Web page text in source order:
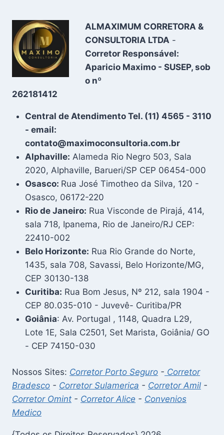
ALMAXIMUM CORRETORA &
CONSULTORIA LTDA -
Corretor Responsável:
Aparicio Maximo - SUSEP, sob
o nº
262181412
Central de Atendimento Tel. (11) 4565 - 3110
- email:
contato@maximoconsultoria.com.br
Alphaville: Alameda Rio Negro 503, Sala
2020, Alphaville, Barueri/SP CEP 06454-000
Osasco: Rua José Timotheo da Silva, 120 -
Osasco, 06172-220
Rio de Janeiro: Rua Visconde de Pirajá, 414,
sala 718, Ipanema, Rio de Janeiro/RJ CEP:
22410-002
Belo Horizonte: Rua Rio Grande do Norte,
1435, sala 708, Savassi, Belo Horizonte/MG,
CEP 30130-138
Curitiba: Rua Bom Jesus, Nº 212, sala 1904 -
CEP 80.035-010 - Juvevê- Curitiba/PR
Goiânia: Av. Portugal , 1148, Quadra L29,
Lote 1E, Sala C2501, Set Marista, Goiânia/ GO
- CEP 74150-030
Nossos Sites: Corretor Porto Seguro - Corretor
Bradesco - Corretor Sulamerica - Corretor Amil -
Corretor Omint - Corretor Alice - Convenios
Medico